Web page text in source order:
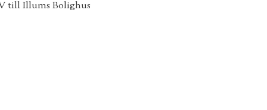
till Illums Bolighus